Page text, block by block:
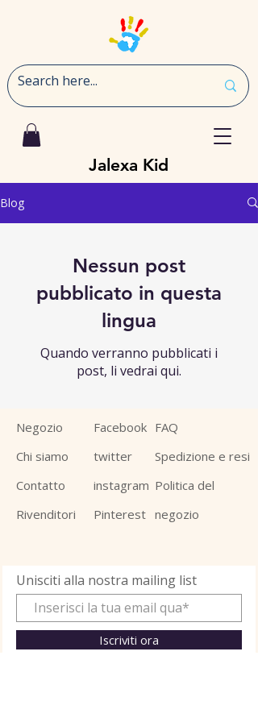
Jalexa Kid
Blog
Nessun post
pubblicato in questa
lingua
Quando verranno pubblicati i
post, li vedrai qui.
Negozio
Chi siamo
Contatto
Rivenditori
Facebook
twitter
instagram
Pinterest
FAQ
Spedizione e resi
Politica del
negozio
Unisciti alla nostra mailing list
Iscriviti ora